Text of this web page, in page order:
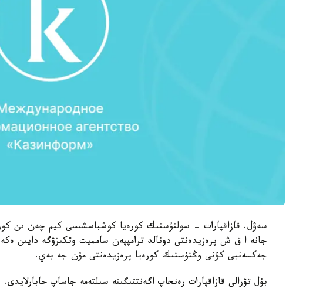
سەۋل. قازاقپارات - سولتۇستىك كورەيا كوشباسشىسى كيم چەن ىن
جانە ا ق ش پرەزيدەنتى دونالد ترامپپەن سامميت وتكىزۋگە دايىن
جەكسەنبى كۇنى وڭتۇستىك كورەيا پرەزيدەنتى مۋن جە بەي.
بۇل تۋرالى قازاقپارات رەنحاپ اگەنتتىگىنە سىلتەمە جاساپ حابارلايدى.